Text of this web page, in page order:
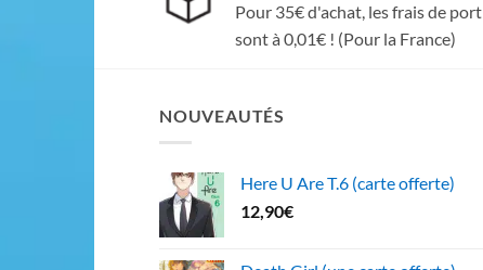
Pour 35€ d'achat, les frais de port
sont à 0,01€ ! (Pour la France)
NOUVEAUTÉS
Here U Are T.6 (carte offerte)
12,90€